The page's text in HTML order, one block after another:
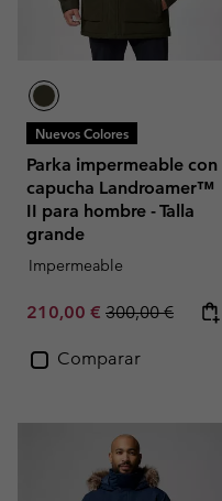
Nuevos Colores
Parka impermeable con
capucha Landroamer™
II para hombre - Talla
grande
Impermeable
Sale price:
210,00 € Regular price:
300,00 €
Comparar